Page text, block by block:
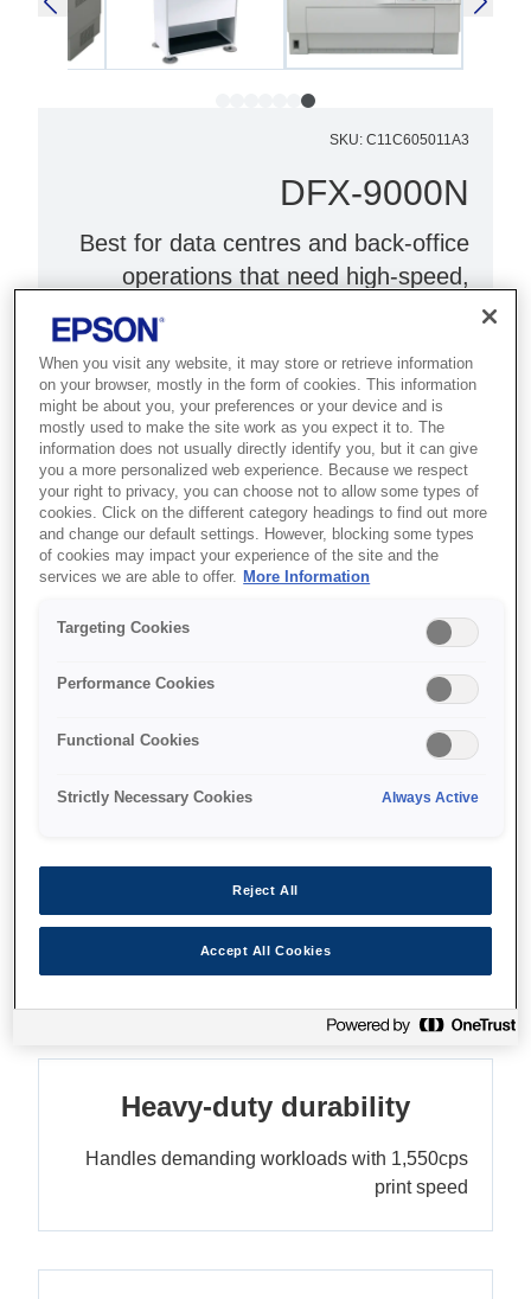
SKU: C11C605011A3
DFX-9000N
Best for data centres and back-office
operations that need high-speed,
9-pin 136 column
Parallel, USB, serial & network IF
Prints 1 plus 9 forms
מאפיינים
High-speed output
Fastest 9-pin heavy duty dot matrix printer in its
class
Heavy-duty durability
Handles demanding workloads with 1,550cps
print speed
When you visit any website, it may store or retrieve information
on your browser, mostly in the form of cookies. This information
might be about you, your preferences or your device and is
mostly used to make the site work as you expect it to. The
information does not usually directly identify you, but it can give
you a more personalized web experience. Because we respect
your right to privacy, you can choose not to allow some types of
cookies. Click on the different category headings to find out more
and change our default settings. However, blocking some types
of cookies may impact your experience of the site and the
services we are able to offer. More Information
Targeting Cookies
Performance Cookies
Functional Cookies
Strictly Necessary Cookies Always Active
Reject All
Accept All Cookies